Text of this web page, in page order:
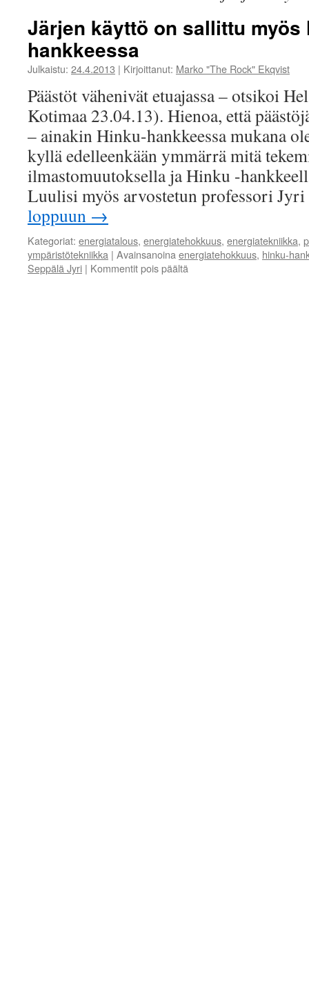
Järjen käyttö on sallittu myös
hankkeessa
Julkaistu: 24.4.2013 | Kirjoittanut: Marko "The Rock" Ekqvist
Päästöt vähenivät etuajassa – otsikoi
Kotimaa 23.04.13). Hienoa, että
– ainakin Hinku-hankkeessa mukana
kyllä edelleenkään ymmärrä mitä
ilmastomuutoksella ja Hinku -
Luulisi myös arvostetun professori
loppuun →
Kategoriat: energiatalous, energiatehokkuus, energiatekniikka,
ympäristötekniikka | Avainsanoina energiatehokkuus, hinku-
Seppälä Jyri | Kommentit pois päältä